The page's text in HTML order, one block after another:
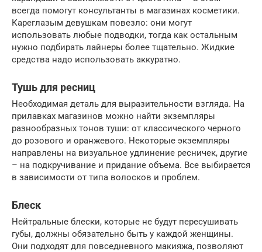
всегда помогут консультанты в магазинах косметики.
Кареглазым девушкам повезло: они могут
использовать любые подводки, тогда как остальным
нужно подбирать лайнеры более тщательно. Жидкие
средства надо использовать аккуратно.
Тушь для ресниц
Необходимая деталь для выразительности взгляда. На
прилавках магазинов можно найти экземпляры
разнообразных тонов туши: от классического черного
до розового и оранжевого. Некоторые экземпляры
направлены на визуальное удлинение ресничек, другие
– на подкручивание и придание объема. Все выбирается
в зависимости от типа волосков и проблем.
Блеск
Нейтральные блески, которые не будут пересушивать
губы, должны обязательно быть у каждой женщины.
Они подходят для повседневного макияжа, позволяют